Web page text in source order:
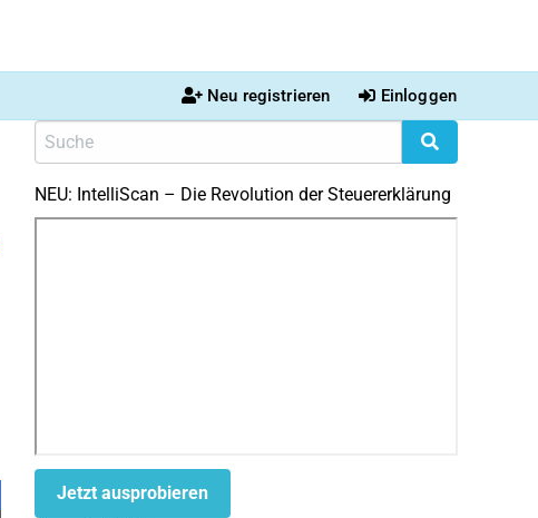
Neu registrieren Einloggen
NEU: IntelliScan – Die Revolution der Steuererklärung
Jetzt ausprobieren